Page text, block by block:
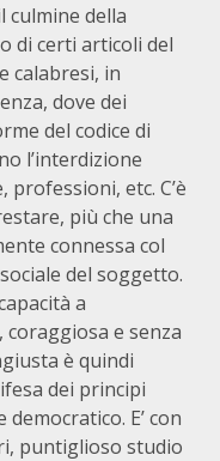
culmine della
di certi articoli del
calabresi, in
dove dei
del codice di
l’interdizione
etc. C’è
più che una
connessa col
del soggetto.
a
coraggiosa e senza
è quindi
dei principi
E’ con
puntiglioso studio